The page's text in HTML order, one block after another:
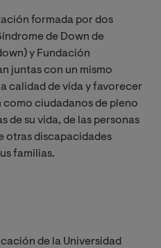
formada por dos
de Down de
y Fundación
juntas con un mismo
calidad de vida y favorecer
ciudadanos de pleno
de su vida, de las personas
otras discapacidades
familias.
de la Universidad